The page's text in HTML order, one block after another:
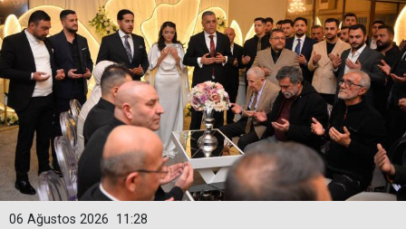
11:28
06 Ağustos 2026